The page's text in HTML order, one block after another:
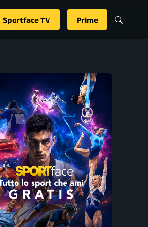
Sportface TV Prime